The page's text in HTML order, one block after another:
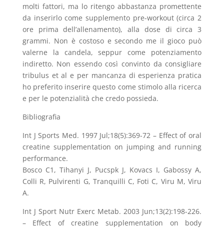
molti fattori, ma lo ritengo abbastanza promettente
da inserirlo come supplemento pre-workout (circa 2
ore prima dell’allenamento), alla dose di circa 3
grammi. Non è costoso e secondo me il gioco può
valerne la candela, seppur come potenziamento
indiretto. Non essendo così convinto da consigliare
tribulus et al e per mancanza di esperienza pratica
ho preferito inserire questo come stimolo alla ricerca
e per le potenzialità che credo possieda.
Bibliografia
Int J Sports Med. 1997 Jul;18(5):369-72 – Effect of oral
creatine supplementation on jumping and running
performance.
Bosco C1, Tihanyi J, Pucspk J, Kovacs I, Gabossy A,
Colli R, Pulvirenti G, Tranquilli C, Foti C, Viru M, Viru
A.
Int J Sport Nutr Exerc Metab. 2003 Jun;13(2):198-226.
– Effect of creatine supplementation on body